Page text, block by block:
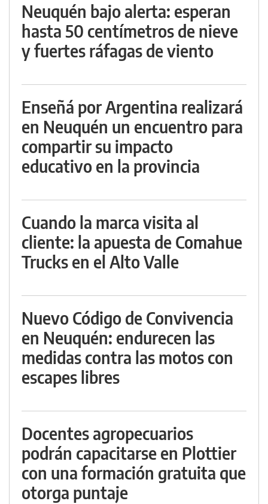
Neuquén bajo alerta: esperan
hasta 50 centímetros de nieve
y fuertes ráfagas de viento
Enseñá por Argentina realizará
en Neuquén un encuentro para
compartir su impacto
educativo en la provincia
Cuando la marca visita al
cliente: la apuesta de Comahue
Trucks en el Alto Valle
Nuevo Código de Convivencia
en Neuquén: endurecen las
medidas contra las motos con
escapes libres
Docentes agropecuarios
podrán capacitarse en Plottier
con una formación gratuita que
otorga puntaje